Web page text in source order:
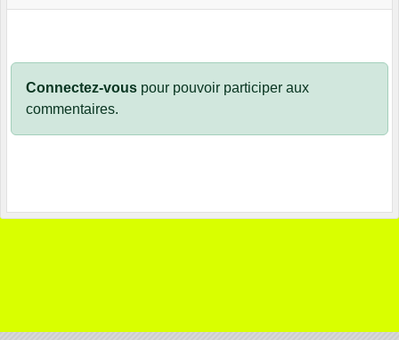
Connectez-vous pour pouvoir participer aux
commentaires.